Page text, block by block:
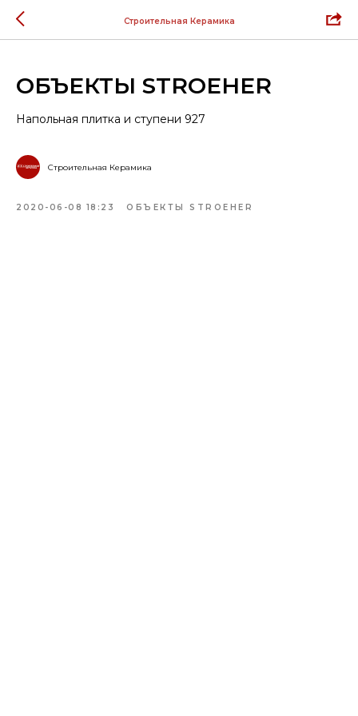
Строительная Керамика
ОБЪЕКТЫ STROEHER
Напольная плитка и ступени 927
Строительная Керамика
2020-06-08 18:23 ОБЪЕКТЫ STROEHER